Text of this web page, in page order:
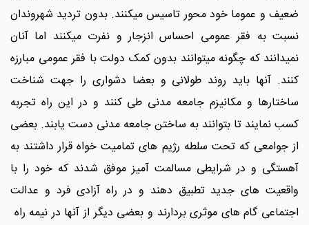
ضعیف و عموما خود محور تاسیس میکنند. بدون تردید شهروندان
نسبت به فقر عمومی احساس انزجار و نفرت میکنند اما آنان
نمیدانند که چگونه میتوانند بدون کمک دولت با فقر عمومی مبارزه
کنند. آنها باید روند طولانی و بعضا دشواری را جهت شناخت
ساختارها و مکانیزم جامعه مدنی طی کنند و در این راه تجربه
کسب نمایند تا بتوانند به ساختن جامعه مدنی دست یابند. بعضی
از جوامعی که تحت سلطه رژیم های تمامیت خواه قرار داشتند به
آهستگی و در شرایطی مسالمت آمیز موفق شدند که خود را با
واقعیت های جدید تطبیق دهند و در راه آزادی فرد و عدالت
اجتماعی گام های موثری بردارند و بعضی دیگر از آنها در نیمه راه